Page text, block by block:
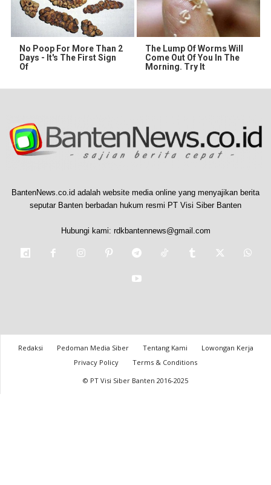
No Poop For More Than 2
Days - It's The First Sign
Of
The Lump Of Worms Will
Come Out Of You In The
Morning. Try It
BantenNews.co.id adalah website media online yang menyajikan berita
seputar Banten berbadan hukum resmi PT Visi Siber Banten
Hubungi kami: rdkbantennews@gmail.com
Redaksi Pedoman Media Siber Tentang Kami
Lowongan Kerja
Privacy Policy
Terms & Conditions
© PT Visi Siber Banten 2016-2025